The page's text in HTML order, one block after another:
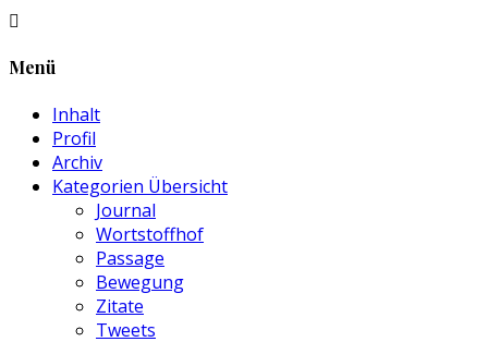
Menü
Inhalt
Profil
Archiv
Kategorien Übersicht
Journal
Wortstoffhof
Passage
Bewegung
Zitate
Tweets